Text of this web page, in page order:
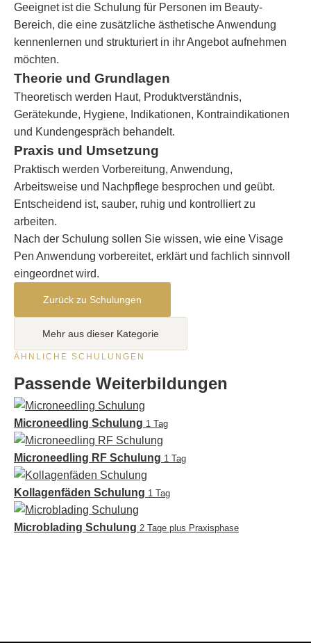
Geeignet ist die Schulung für Personen im Beauty-
Bereich, die eine zusätzliche ästhetische Anwendung
kennenlernen und strukturiert in ihr Angebot aufnehmen
möchten.
Theorie und Grundlagen
Theoretisch werden Haut, Produktverständnis,
Gerätekunde, Hygiene, Indikationen, Kontraindikationen
und Kundengespräch behandelt.
Praxis und Umsetzung
Praktisch werden Vorbereitung, Anwendung,
Arbeitsweise und Nachpflege besprochen und geübt.
Entscheidend ist, sauber, ruhig und kontrolliert zu
arbeiten.
Nach der Schulung sollen Sie wissen, wie eine Visage
Pen Anwendung vorbereitet, erklärt und fachlich sinnvoll
eingeordnet wird.
Zurück zu Schulungen
Mehr aus dieser Kategorie
ÄHNLICHE SCHULUNGEN
Passende Weiterbildungen
Microneedling Schulung 1 Tag
Microneedling RF Schulung 1 Tag
Kollagenfäden Schulung 1 Tag
Microblading Schulung 2 Tage plus Praxisphase